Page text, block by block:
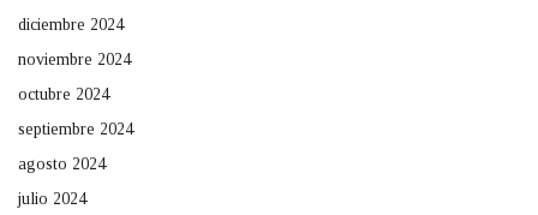
diciembre 2024
noviembre 2024
octubre 2024
septiembre 2024
agosto 2024
julio 2024